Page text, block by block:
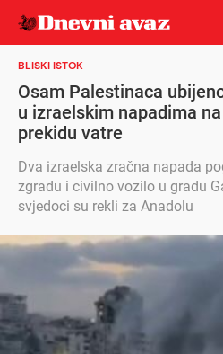
BLISKI ISTOK
Osam Palestinaca
u izraelskim napadima
prekidu vatre
Dva izraelska zračna napada
zgradu i civilno vozilo u gradu
svjedoci su rekli za Anadolu